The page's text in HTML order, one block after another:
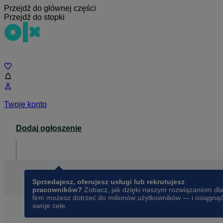
Przejdź do głównej części
Przejdź do stopki
Twoje konto
Dodaj ogłoszenie
Sprzedajesz, oferujesz usługi lub rekrutujesz
pracowników? Zobacz, jak dzięki naszym rozwiązaniom dla
firm możesz dotrzeć do milionów użytkowników — i osiągnąć
swoje cele.